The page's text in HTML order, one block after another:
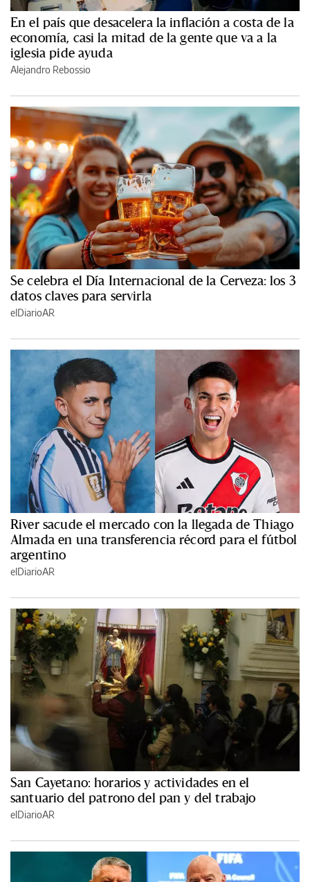
En el país que desacelera la inflación a costa de la
economía, casi la mitad de la gente que va a la
iglesia pide ayuda
Alejandro Rebossio
Se celebra el Día Internacional de la Cerveza: los 3
datos claves para servirla
elDiarioAR
River sacude el mercado con la llegada de Thiago
Almada en una transferencia récord para el fútbol
argentino
elDiarioAR
San Cayetano: horarios y actividades en el
santuario del patrono del pan y del trabajo
elDiarioAR